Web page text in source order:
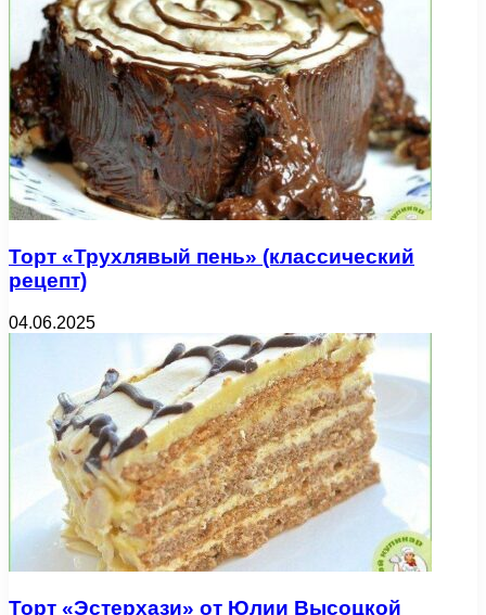
Торт «Трухлявый пень» (классический
рецепт)
04.06.2025
Торт «Эстерхази» от Юлии Высоцкой